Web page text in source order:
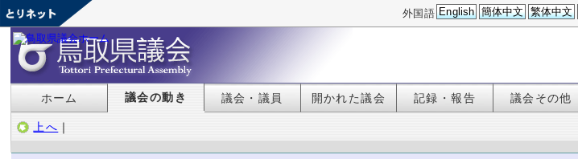
外国語 English 簡体中文 繁体中文
ホーム 議会の動き 議会・議員 開かれた議会 記録・報告 議会その他
上へ ｜